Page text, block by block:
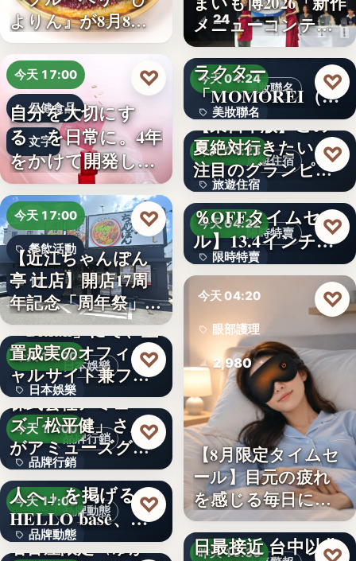
よりん』が8月8日
「ブル…
今天 17:00
保健食品
文字
自分を大切にす
る、を日常に。4年
をかけて開発した
女性のた…
♡
今天 17:00
餐飲活動
17
【近江ちゃんぽん
亭 辻店】開店17周
年記念「周年祭」開
催…
♡
日本娛樂
今天 17:00
日本娛樂
730円
「Bitfan」にて、玉
置成実のオフィシ
ャルサイト兼フ
ァ…
♡
品牌行銷
今天 17:00
品牌行銷
1,200億円
株式会社アミュー
ズ「松平健」さん
がアミューズグル
ープ ス…
♡
品牌動態
今天 17:00
品牌動態
「社長に買われる
人へ」を掲げる
HELLO base、創
業…
♡
名古屋限定〈ゆか
24
メニューコンテス
ト…
美妝聯名
今天 04:24
美妝聯名
文字
韓国発の人気キャ
ラクター
「MOMOREI（モ
モレイ）」が…
♡
旅遊住宿
今天 04:23
旅遊住宿
10
【東日本版】この
夏絶対行きたい！
注目のグランピン
グ施設…
♡
限時特賣
今天 04:22
限時特賣
文字
【アマゾン30
％OFFタイムセー
ル】13.4インチ大
画面…
♡
今天 04:20
眼部護理
2,980
【8月限定タイムセ
ール】目元の疲れ
を感じる毎日に。3
段階…
♡
昨天 19:36
颱風白海豚8日及9
日最接近 台中以北